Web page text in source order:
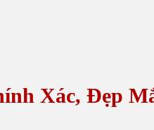
Xác, Đẹp